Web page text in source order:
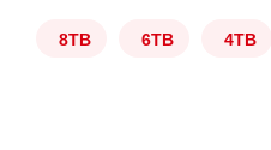
8TB 6TB 4TB